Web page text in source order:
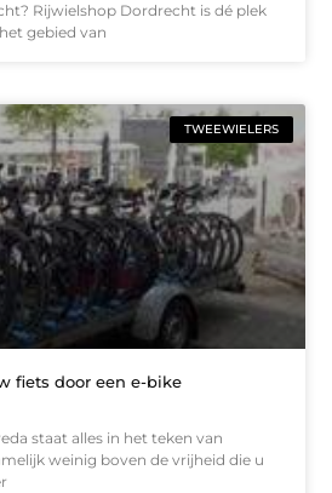
Rijwielshop Dordrecht is dé plek
gebied van
TWEEWIELERS
fiets door een e-bike
staat alles in het teken van
weinig boven de vrijheid die u